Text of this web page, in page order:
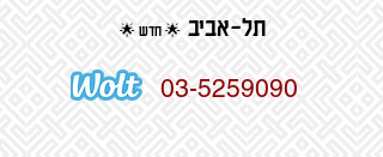
03-5259090
תל-אביב 🌟 חדש 🌟